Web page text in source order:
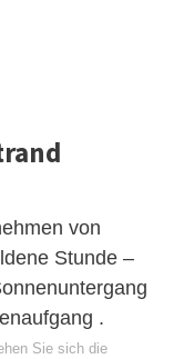
von
Stunde –
.
Sie sich die